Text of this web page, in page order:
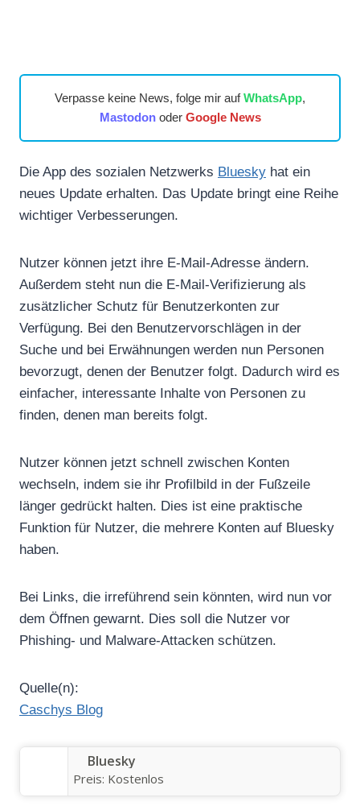
Verpasse keine News, folge mir aufWhatsApp,
Mastodonoder Google News
Die App des sozialen Netzwerks Bluesky hat ein
neues Update erhalten. Das Update bringt eine Reihe
wichtiger Verbesserungen.
Nutzer können jetzt ihre E-Mail-Adresse ändern.
Außerdem steht nun die E-Mail-Verifizierung als
zusätzlicher Schutz für Benutzerkonten zur
Verfügung. Bei den Benutzervorschlägen in der
Suche und bei Erwähnungen werden nun Personen
bevorzugt, denen der Benutzer folgt. Dadurch wird es
einfacher, interessante Inhalte von Personen zu
finden, denen man bereits folgt.
Nutzer können jetzt schnell zwischen Konten
wechseln, indem sie ihr Profilbild in der Fußzeile
länger gedrückt halten. Dies ist eine praktische
Funktion für Nutzer, die mehrere Konten auf Bluesky
haben.
Bei Links, die irreführend sein könnten, wird nun vor
dem Öffnen gewarnt. Dies soll die Nutzer vor
Phishing- und Malware-Attacken schützen.
Quelle(n):
Caschys Blog
Bluesky
Preis: Kostenlos